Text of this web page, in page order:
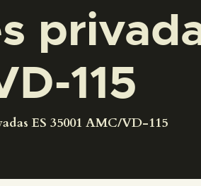
115
ES 35001 AMC/VD-115